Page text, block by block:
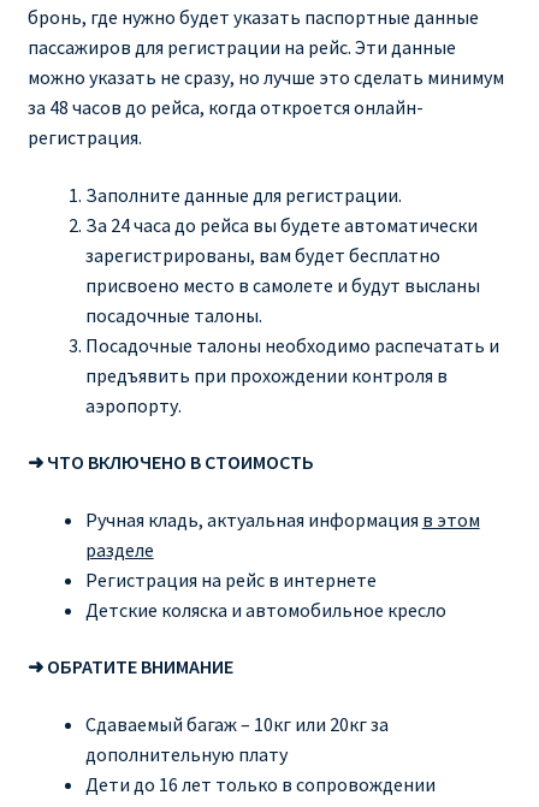
бронь, где нужно будет указать паспортные данные
пассажиров для регистрации на рейс. Эти данные
можно указать не сразу, но лучше это сделать минимум
за 48 часов до рейса, когда откроется онлайн-
регистрация.
Заполните данные для регистрации.
За 24 часа до рейса вы будете автоматически
зарегистрированы, вам будет бесплатно
присвоено место в самолете и будут высланы
посадочные талоны.
Посадочные талоны необходимо распечатать и
предъявить при прохождении контроля в
аэропорту.
➜ ЧТО ВКЛЮЧЕНО В СТОИМОСТЬ
Ручная кладь, актуальная информация в этом
разделе
Регистрация на рейс в интернете
Детские коляска и автомобильное кресло
➜ ОБРАТИТЕ ВНИМАНИЕ
Сдаваемый багаж – 10кг или 20кг за
дополнительную плату
Дети до 16 лет только в сопровождении